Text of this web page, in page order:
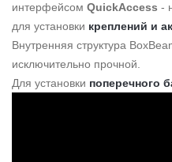
интерфейсом QuickAccess -
для установки креплений и
Внутренняя структура
исключительно прочной.
Для установки поперечного